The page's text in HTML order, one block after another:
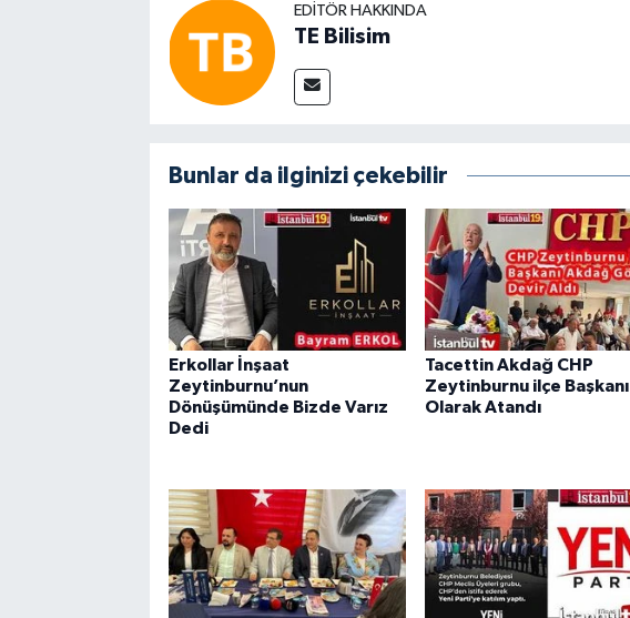
EDITÖR HAKKINDA
TE Bilisim
Bunlar da ilginizi çekebilir
Erkollar İnşaat
Zeytinburnu’nun
Dönüşümünde Bizde Varız
Dedi
Tacettin Akdağ CHP
Zeytinburnu ilçe Başkanı
Olarak Atandı